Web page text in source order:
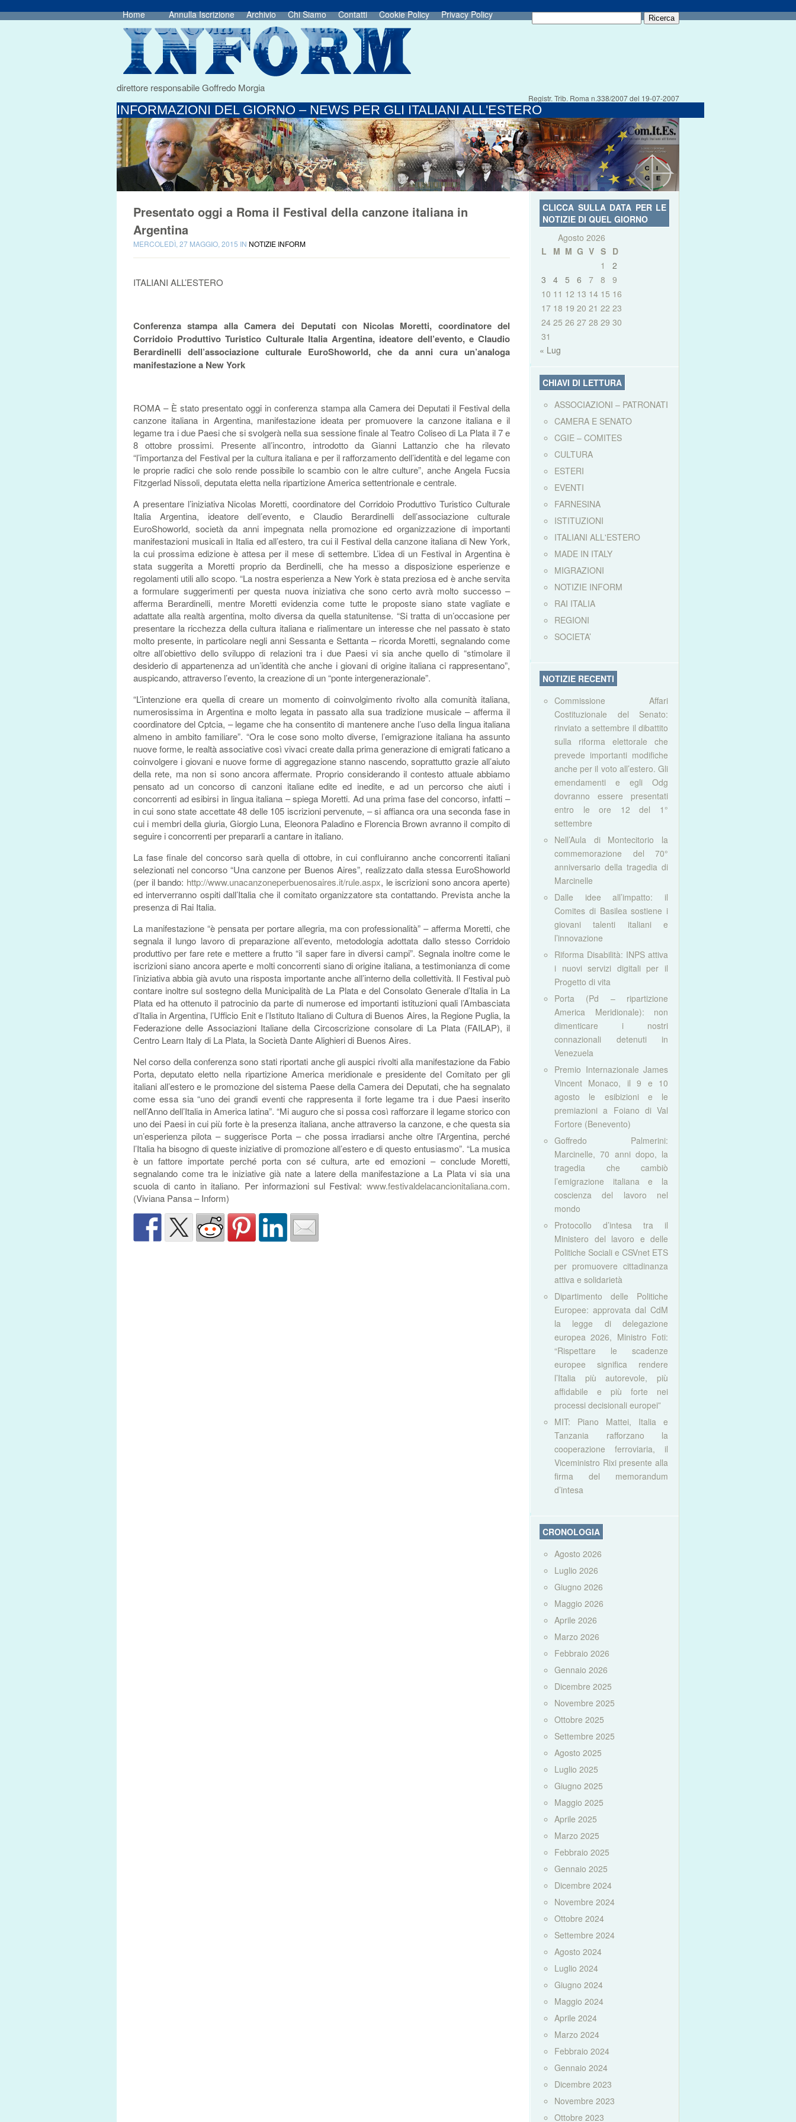
Home Annulla Iscrizione Archivio Chi Siamo Contatti Cookie Policy Privacy Policy
direttore responsabile Goffredo Morgia
Registr. Trib. Roma n.338/2007 del 19-07-2007
INFORMAZIONI DEL GIORNO – NEWS PER GLI ITALIANI ALL'ESTERO
Presentato oggi a Roma il Festival della canzone italiana in
Argentina
MERCOLEDÌ, 27 MAGGIO, 2015 IN NOTIZIE INFORM
ITALIANI ALL’ESTERO
Conferenza stampa alla Camera dei Deputati con Nicolas Moretti, coordinatore del
Corridoio Produttivo Turistico Culturale Italia Argentina, ideatore dell’evento, e Claudio
Berardinelli dell’associazione culturale EuroShoworld, che da anni cura un’analoga
manifestazione a New York
ROMA – È stato presentato oggi in conferenza stampa alla Camera dei Deputati il Festival della
canzone italiana in Argentina, manifestazione ideata per promuovere la canzone italiana e il
legame tra i due Paesi che si svolgerà nella sua sessione finale al Teatro Coliseo di La Plata il 7 e
8 ottobre prossimi. Presente all’incontro, introdotto da Gianni Lattanzio che ha rilevato
“l’importanza del Festival per la cultura italiana e per il rafforzamento dell’identità e del legame con
le proprie radici che solo rende possibile lo scambio con le altre culture”, anche Angela Fucsia
Fitzgerlad Nissoli, deputata eletta nella ripartizione America settentrionale e centrale.
A presentare l’iniziativa Nicolas Moretti, coordinatore del Corridoio Produttivo Turistico Culturale
Italia Argentina, ideatore dell’evento, e Claudio Berardinelli dell’associazione culturale
EuroShoworld, società da anni impegnata nella promozione ed organizzazione di importanti
manifestazioni musicali in Italia ed all’estero, tra cui il Festival della canzone italiana di New York,
la cui prossima edizione è attesa per il mese di settembre. L’idea di un Festival in Argentina è
stata suggerita a Moretti proprio da Berdinelli, che ha messo a disposizione esperienze e
regolamenti utili allo scopo. “La nostra esperienza a New York è stata preziosa ed è anche servita
a formulare suggerimenti per questa nuova iniziativa che sono certo avrà molto successo –
afferma Berardinelli, mentre Moretti evidenzia come tutte le proposte siano state vagliate e
adattate alla realtà argentina, molto diversa da quella statunitense. “Si tratta di un’occasione per
presentare la ricchezza della cultura italiana e rialimentare un interesse che nel passato è stato
molto presente, in particolare negli anni Sessanta e Settanta – ricorda Moretti, segnalando come
oltre all’obiettivo dello sviluppo di relazioni tra i due Paesi vi sia anche quello di “stimolare il
desiderio di appartenenza ad un’identità che anche i giovani di origine italiana ci rappresentano”,
auspicando, attraverso l’evento, la creazione di un “ponte intergenerazionale”.
“L’intenzione era quella di creare un momento di coinvolgimento rivolto alla comunità italiana,
numerosissima in Argentina e molto legata in passato alla sua tradizione musicale – afferma il
coordinatore del Cptcia, – legame che ha consentito di mantenere anche l’uso della lingua italiana
almeno in ambito familiare”. “Ora le cose sono molto diverse, l’emigrazione italiana ha assunto
nuove forme, le realtà associative così vivaci create dalla prima generazione di emigrati faticano a
coinvolgere i giovani e nuove forme di aggregazione stanno nascendo, soprattutto grazie all’aiuto
della rete, ma non si sono ancora affermate. Proprio considerando il contesto attuale abbiamo
pensato ad un concorso di canzoni italiane edite ed inedite, e ad un percorso che aiuti i
concorrenti ad esibirsi in lingua italiana – spiega Moretti. Ad una prima fase del concorso, infatti –
in cui sono state accettate 48 delle 105 iscrizioni pervenute, – si affianca ora una seconda fase in
cui i membri della giuria, Giorgio Luna, Eleonora Paladino e Florencia Brown avranno il compito di
seguire i concorrenti per prepararli a cantare in italiano.
La fase finale del concorso sarà quella di ottobre, in cui confluiranno anche concorrenti italiani
selezionati nel concorso “Una canzone per Buenos Aires”, realizzato dalla stessa EuroShoworld
(per il bando: http://www.unacanzoneperbuenosaires.it/rule.aspx, le iscrizioni sono ancora aperte)
ed interverranno ospiti dall’Italia che il comitato organizzatore sta contattando. Prevista anche la
presenza di Rai Italia.
La manifestazione “è pensata per portare allegria, ma con professionalità” – afferma Moretti, che
segnala il lungo lavoro di preparazione all’evento, metodologia adottata dallo stesso Corridoio
produttivo per fare rete e mettere a frutto “il saper fare in diversi campi”. Segnala inoltre come le
iscrizioni siano ancora aperte e molti concorrenti siano di origine italiana, a testimonianza di come
l’iniziativa abbia già avuto una risposta importante anche all’interno della collettività. Il Festival può
contare inoltre sul sostegno della Municipalità de La Plata e del Consolato Generale d’Italia in La
Plata ed ha ottenuto il patrocinio da parte di numerose ed importanti istituzioni quali l’Ambasciata
d’Italia in Argentina, l’Ufficio Enit e l’Istituto Italiano di Cultura di Buenos Aires, la Regione Puglia, la
Federazione delle Associazioni Italiane della Circoscrizione consolare di La Plata (FAILAP), il
Centro Learn Italy di La Plata, la Società Dante Alighieri di Buenos Aires.
Nel corso della conferenza sono stati riportati anche gli auspici rivolti alla manifestazione da Fabio
Porta, deputato eletto nella ripartizione America meridionale e presidente del Comitato per gli
italiani all’estero e le promozione del sistema Paese della Camera dei Deputati, che ha segnalato
come essa sia “uno dei grandi eventi che rappresenta il forte legame tra i due Paesi inserito
nell’Anno dell’Italia in America latina”. “Mi auguro che si possa così rafforzare il legame storico con
uno dei Paesi in cui più forte è la presenza italiana, anche attraverso la canzone, e che questa sia
un’esperienza pilota – suggerisce Porta – che possa irradiarsi anche oltre l’Argentina, perché
l’Italia ha bisogno di queste iniziative di promozione all’estero e di questo entusiasmo”. “La musica
è un fattore importate perché porta con sé cultura, arte ed emozioni – conclude Moretti,
segnalando come tra le iniziative già nate a latere della manifestazione a La Plata vi sia una
scuola di canto in italiano. Per informazioni sul Festival: www.festivaldelacancionitaliana.com.
(Viviana Pansa – Inform)
CLICCA SULLA DATA PER LE
NOTIZIE DI QUEL GIORNO
Agosto 2026
L
M M G V S D
1
2
3
4 5 6 7 8
9
10 11 12 13 14 15 16
17 18 19 20 21 22 23
24 25 26 27 28 29 30
31
« Lug
CHIAVI DI LETTURA
ASSOCIAZIONI – PATRONATI
CAMERA E SENATO
CGIE – COMITES
CULTURA
ESTERI
EVENTI
FARNESINA
ISTITUZIONI
ITALIANI ALL'ESTERO
MADE IN ITALY
MIGRAZIONI
NOTIZIE INFORM
RAI ITALIA
REGIONI
SOCIETA’
NOTIZIE RECENTI
Commissione Affari
Costituzionale del Senato:
rinviato a settembre il dibattito
sulla riforma elettorale che
prevede importanti modifiche
anche per il voto all’estero. Gli
emendamenti e egli Odg
dovranno essere presentati
entro le ore 12 del 1°
settembre
Nell’Aula di Montecitorio la
commemorazione del 70°
anniversario della tragedia di
Marcinelle
Dalle idee all’impatto: il
Comites di Basilea sostiene i
giovani talenti italiani e
l’innovazione
Riforma Disabilità: INPS attiva
i nuovi servizi digitali per il
Progetto di vita
Porta (Pd – ripartizione
America Meridionale): non
dimenticare i nostri
connazionali detenuti in
Venezuela
Premio Internazionale James
Vincent Monaco, il 9 e 10
agosto le esibizioni e le
premiazioni a Foiano di Val
Fortore (Benevento)
Goffredo Palmerini:
Marcinelle, 70 anni dopo, la
tragedia che cambiò
l’emigrazione italiana e la
coscienza del lavoro nel
mondo
Protocollo d’intesa tra il
Ministero del lavoro e delle
Politiche Sociali e CSVnet ETS
per promuovere cittadinanza
attiva e solidarietà
Dipartimento delle Politiche
Europee: approvata dal CdM
la legge di delegazione
europea 2026, Ministro Foti:
“Rispettare le scadenze
europee significa rendere
l’Italia più autorevole, più
affidabile e più forte nei
processi decisionali europei”
MIT: Piano Mattei, Italia e
Tanzania rafforzano la
cooperazione ferroviaria, il
Viceministro Rixi presente alla
firma del memorandum
d’intesa
CRONOLOGIA
Agosto 2026
Luglio 2026
Giugno 2026
Maggio 2026
Aprile 2026
Marzo 2026
Febbraio 2026
Gennaio 2026
Dicembre 2025
Novembre 2025
Ottobre 2025
Settembre 2025
Agosto 2025
Luglio 2025
Giugno 2025
Maggio 2025
Aprile 2025
Marzo 2025
Febbraio 2025
Gennaio 2025
Dicembre 2024
Novembre 2024
Ottobre 2024
Settembre 2024
Agosto 2024
Luglio 2024
Giugno 2024
Maggio 2024
Aprile 2024
Marzo 2024
Febbraio 2024
Gennaio 2024
Dicembre 2023
Novembre 2023
Ottobre 2023